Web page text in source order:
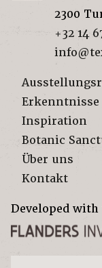
2300
+32 14
Erkenntnisse
Inspiration
Botanic
Über uns
Kontakt
Developed